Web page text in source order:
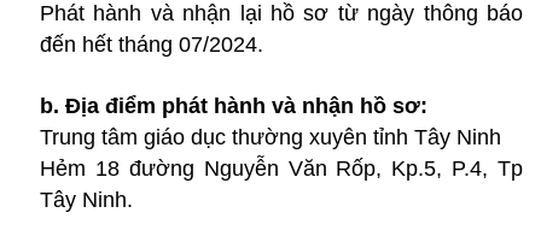
Phát hành và nhận lại hồ sơ từ ngày thông báo
đến hết tháng 07/2024.
b. Địa điểm phát hành và nhận hồ sơ:
Trung tâm giáo dục thường xuyên tỉnh Tây Ninh
Hẻm 18 đường Nguyễn Văn Rốp, Kp.5, P.4, Tp
Tây Ninh.